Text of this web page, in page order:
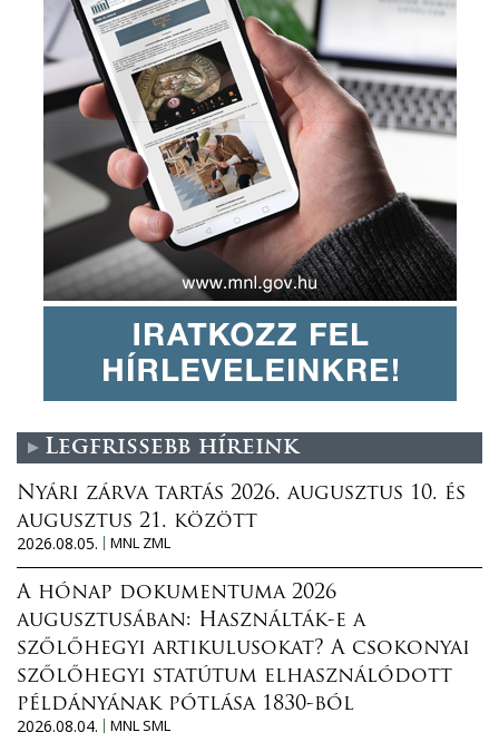
Legfrissebb híreink
Nyári zárva tartás 2026. augusztus 10. és
augusztus 21. között
2026.08.05.
MNL ZML
A hónap dokumentuma 2026
augusztusában: Használták-e a
szőlőhegyi artikulusokat? A csokonyai
szőlőhegyi statútum elhasználódott
példányának pótlása 1830-ból
2026.08.04.
MNL SML